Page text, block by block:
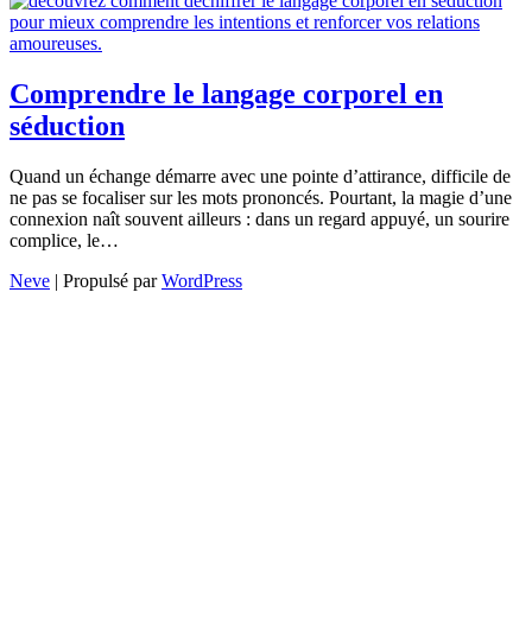
Comprendre le langage corporel en
séduction
Quand un échange démarre avec une pointe d’attirance, difficile de
ne pas se focaliser sur les mots prononcés. Pourtant, la magie d’une
connexion naît souvent ailleurs : dans un regard appuyé, un sourire
complice, le…
Neve | Propulsé parWordPress